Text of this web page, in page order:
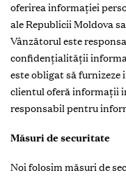
oferirea informației
ale Republicii Moldova
Vânzătorul este
confidențialității
este obligat să
clientul oferă informații
responsabil pentru
Măsuri de securitate
Noi folosim măsuri de